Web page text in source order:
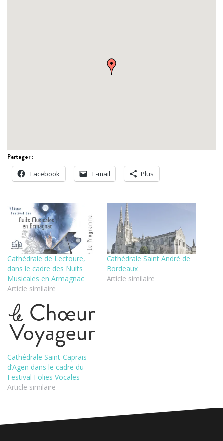
Partager :
Facebook
E-mail Plus
Cathédrale de Lectoure,
dans le cadre des Nuits
Musicales en Armagnac
Article similaire
Cathédrale Saint André de
Bordeaux
Article similaire
Cathédrale Saint-Caprais
d’Agen dans le cadre du
Festival Folies Vocales
Article similaire